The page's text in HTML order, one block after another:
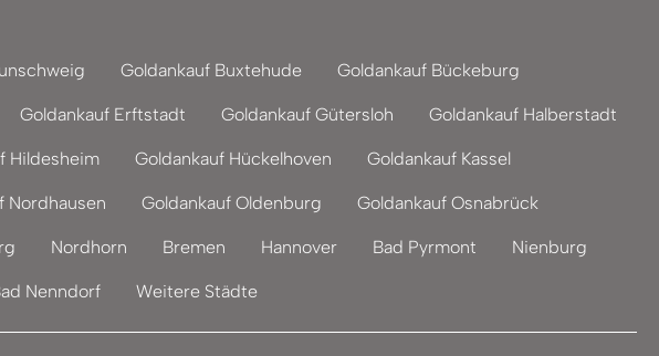
Goldankauf Buxtehude Goldankauf Bückeburg
Goldankauf Erftstadt Goldankauf Gütersloh Goldankauf Halberstadt
Hildesheim Goldankauf Hückelhoven Goldankauf Kassel
Nordhausen Goldankauf Oldenburg Goldankauf Osnabrück
Nordhorn Bremen Hannover Bad Pyrmont Nienburg
Nenndorf Weitere Städte